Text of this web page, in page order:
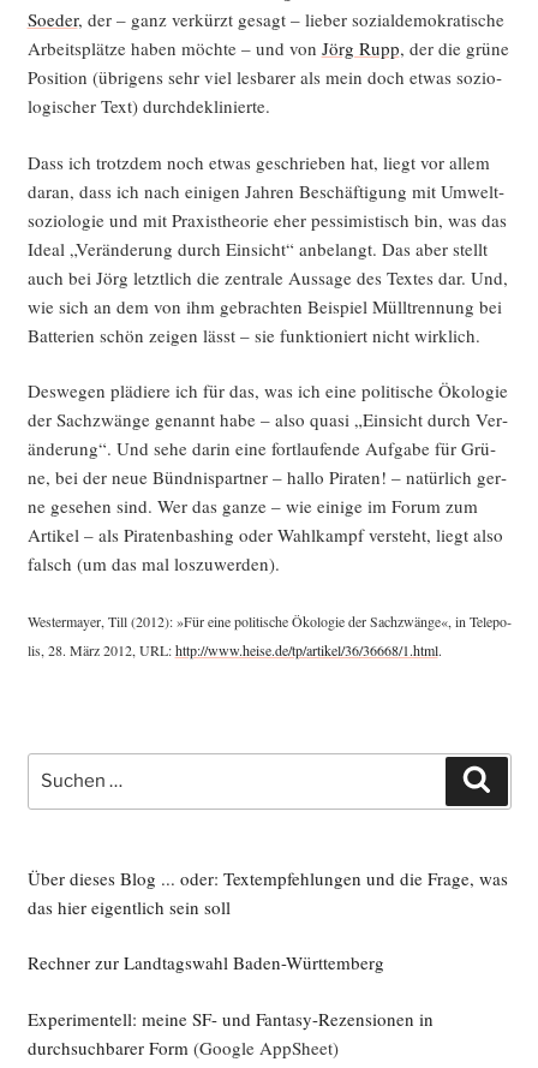
Soeder, der – ganz ver­kürzt gesagt – lie­ber sozi­al­de­mo­kra­ti­sche
Arbeits­plät­ze haben möch­te – und von Jörg Rupp, der die grü­ne
Posi­ti­on (übri­gens sehr viel les­ba­rer als mein doch etwas sozio­
lo­gi­scher Text) durchdeklinierte.
Dass ich trotz­dem noch etwas geschrie­ben hat, liegt vor allem
dar­an, dass ich nach eini­gen Jah­ren Beschäf­ti­gung mit Umwelt­
so­zio­lo­gie und mit Pra­xis­theo­rie eher pes­si­mis­tisch bin, was das
Ide­al „Ver­än­de­rung durch Ein­sicht“ anbe­langt. Das aber stellt
auch bei Jörg letzt­lich die zen­tra­le Aus­sa­ge des Tex­tes dar. Und,
wie sich an dem von ihm gebrach­ten Bei­spiel Müll­tren­nung bei
Bat­te­rien schön zei­gen lässt – sie funk­tio­niert nicht wirklich.
Des­we­gen plä­die­re ich für das, was ich eine poli­ti­sche Öko­lo­gie
der Sach­zwän­ge genannt habe – also qua­si „Ein­sicht durch Ver­
än­de­rung“. Und sehe dar­in eine fort­lau­fen­de Auf­ga­be für Grü­
ne, bei der neue Bünd­nis­part­ner – hal­lo Pira­ten! – natür­lich ger­
ne gese­hen sind. Wer das gan­ze – wie eini­ge im Forum zum
Arti­kel – als Pira­ten­bas­hing oder Wahl­kampf ver­steht, liegt also
falsch (um das mal loszuwerden).
Wes­ter­may­er, Till (2012): »Für eine poli­ti­sche Öko­lo­gie der Sach­zwän­ge«, in Tele­po­
lis, 28. März 2012, URL:http://www.heise.de/tp/artikel/36/36668/1.html.
Suche
nach:
Über dieses Blog ... oder: Textempfehlungen und die Frage, was
das hier eigentlich sein soll
Rechner zur Landtagswahl Baden-Württemberg
Experimentell: meine SF- und Fantasy-Rezensionen in
durchsuchbarer Form (Google AppSheet)